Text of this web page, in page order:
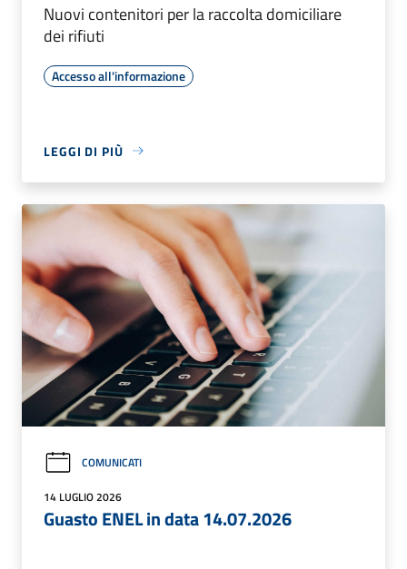
Nuovi contenitori per la raccolta domiciliare
dei rifiuti
Accesso all'informazione
LEGGI DI PIÙ
COMUNICATI
14 LUGLIO 2026
Guasto ENEL in data 14.07.2026